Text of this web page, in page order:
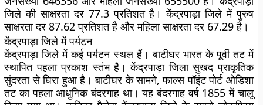
जिले की साक्षरता दर 77.3 प्रतिशत है। केंद्रपाड़ा जिले में पुरुष
साक्षरता दर 87.62 प्रतिशत है और महिला साक्षरता दर 67.29 है।
केंद्रपाड़ा जिले में पर्यटन
केंद्रपाड़ा जिले में कई पर्यटन स्थल हैं। बाटीघर भारत के पूर्वी तट में
स्थापित पहला प्रकाश स्तंभ है। केंद्रपाड़ा जिला सुखद प्राकृतिक
सुंदरता से घिरा हुआ है। बाटीघर के सामने, फाल्स पॉइंट पोर्ट ओडिशा
तट का पहला आधुनिक बंदरगाह था। यह बंदरगाह वर्ष 1855 में चालू